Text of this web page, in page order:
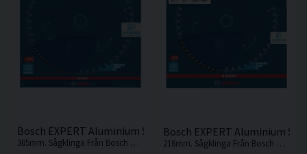
Bosch EXPERT Aluminium Sågklinga 305x2,4/1,8x30mm 96T
305mm. Sågklinga Från Bosch med extra tunn skränkning för exakta snitt och lång batteritid
Bosch EXPERT Aluminium
216mm. Sågklinga Från Bosch med extra tunn skränkning för exakta snitt och lång batteritid